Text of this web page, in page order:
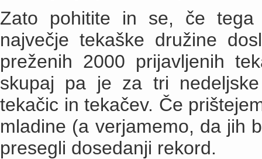
Zato pohitite in se, če
največje tekaške družine
preženih 2000 prijavljenih
skupaj pa je za tri
tekačic in tekačev. Če
mladine (a verjamemo, da jih
presegli dosedanji rekord.